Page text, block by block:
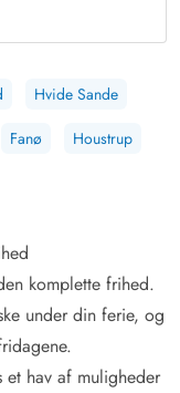
Hvide Sande
Fanø Houstrup
komplette frihed.
under din ferie, og
et hav af muligheder